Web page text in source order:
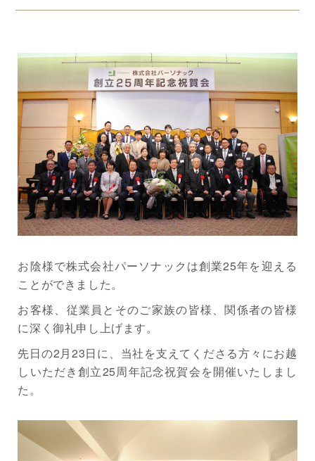
お陰様で株式会社パーソナックは創業25年を迎える
ことができました。
お客様、従業員とそのご家族の皆様、関係者の皆様
に深く御礼申し上げます。
先日の2月23日に、当社を支えてくださる方々にお越
しいただき創立25周年記念祝賀会を開催いたしまし
た。